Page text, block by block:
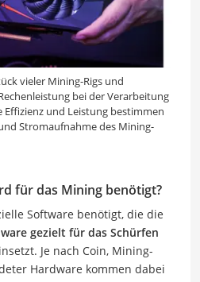
vieler Mining-Rigs und
bei der Verarbeitung
und Leistung bestimmen
Stromaufnahme des Mining-
für das Mining benötigt?
Software benötigt, die die
gezielt für das Schürfen
Je nach Coin, Mining-
Hardware kommen dabei